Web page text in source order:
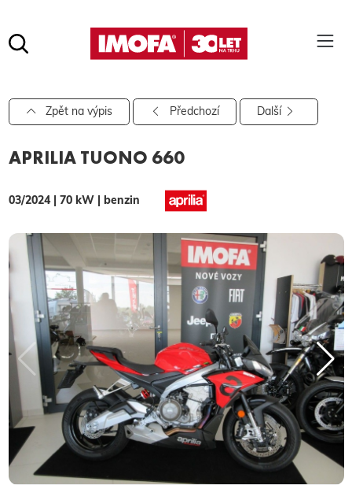
hledat
Pro vyhledávání zadejte alespoň 3 znaky.
Zpět na výpis Předchozí Další
APRILIA TUONO 660
03/2024 | 70 kW | benzin